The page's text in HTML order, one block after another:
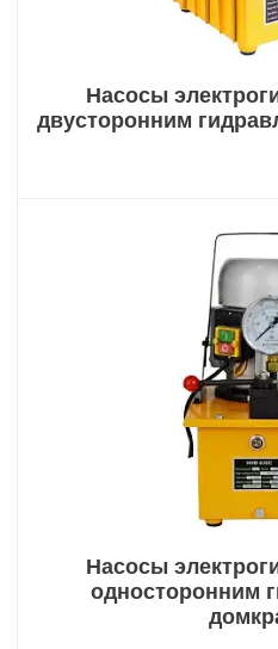
Насосы
двусторонним
Насосы
односторонним